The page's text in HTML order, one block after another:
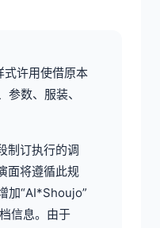
许用使借原本
数、服装、
制订执行的调
面将遵循此规
加“AI*Shoujo”
信息。由于